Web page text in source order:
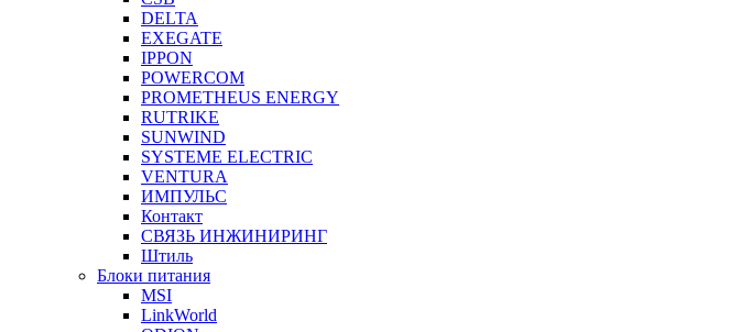
DELTA
EXEGATE
IPPON
POWERCOM
PROMETHEUS ENERGY
RUTRIKE
SUNWIND
SYSTEME ELECTRIC
VENTURA
ИМПУЛЬС
Контакт
СВЯЗЬ ИНЖИНИРИНГ
Штиль
Блоки питания
MSI
LinkWorld